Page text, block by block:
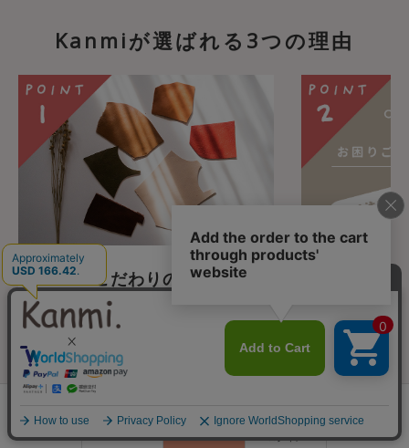
Kanmiが選ばれる3つの理由
Kanmiこだわりの”モノづ
くり”
Kanmiのアイテムはすべて日本の職
人さんの手で作られております。大
量生産でないからこそできる、1点1
点向き合うKanmiのモノづくり。同
じものは1つとしてありません。革サ
安心のカ
WEBでのお
話での注文も
た、日々メー
ていただいて
会員登録
ログイン